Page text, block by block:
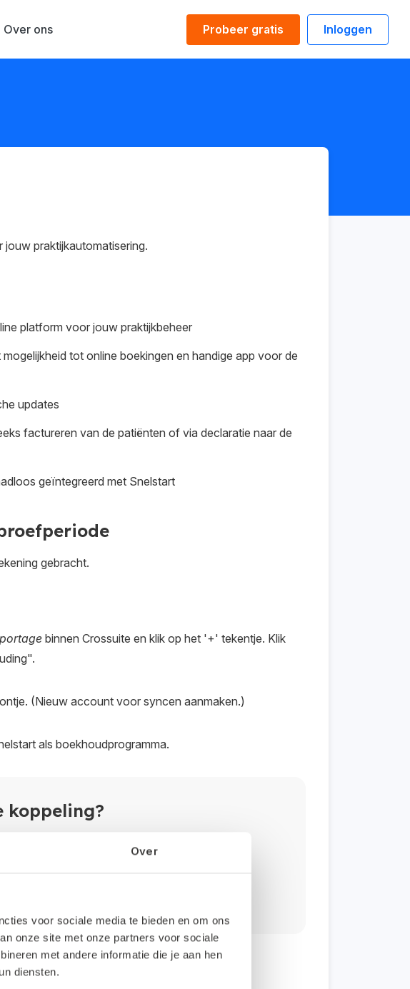
Over
voor sociale media te bieden en om ons
onze site met onze partners voor sociale
met andere informatie die je aan hen
diensten.
Probeer gratis Inloggen
Over ons
praktijkautomatisering.
platform voor jouw praktijkbeheer
tot online boekingen en handige app voor de
updates
factureren van de patiënten of via declaratie naar de
geïntegreerd met Snelstart
gebracht.
binnen Crossuite en klik op het '+' tekentje. Klik
(Nieuw account voor syncen aanmaken.)
als boekhoudprogramma.
koppeling?